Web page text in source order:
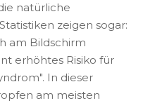
natürliche
zeigen sogar:
am Bildschirm
erhöhtes Risiko für
In dieser
am meisten